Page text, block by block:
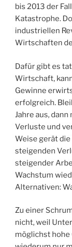
bis 2013 der
Katastrophe.
industriellen
Wirtschaften
Dafür gibt es
Wirtschaft,
Gewinne
erfolgreich.
Jahre aus,
Verluste und
Weise gerät
steigenden
steigender
Wachstum
Alternativen:
Zu einer
nicht, weil
möglichst hohe